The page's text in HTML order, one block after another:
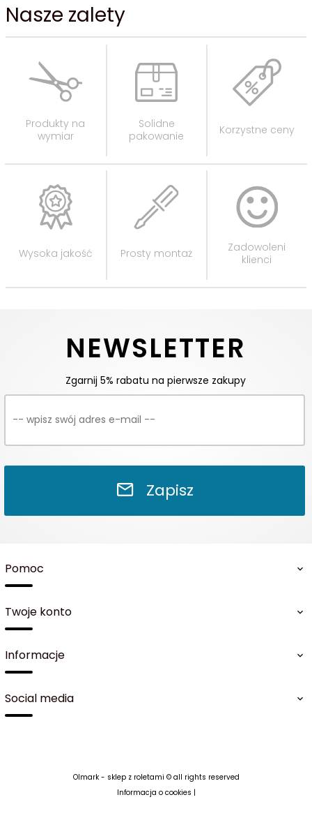
Nasze zalety
Produkty na
wymiar
Solidne
pakowanie
Korzystne ceny
Wysoka jakość Prosty montaż
Zadowoleni
klienci
NEWSLETTER
Zgarnij 5% rabatu na pierwsze zakupy
Zapisz
Pomoc
Twoje konto
Informacje
Social media
Olmark - sklep z roletami © all rights reserved
Informacja o cookies |